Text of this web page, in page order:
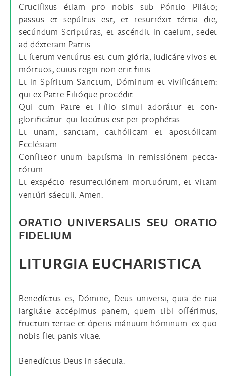
Crucifixus étiam pro nobis sub Póntio Piláto;
passus et sepúltus est, et resurréxit tértia die,
secúndum Scriptúras, et ascéndit in caelum, sedet
ad déxteram Patris.
Et íterum ventúrus est cum glória, iudicáre vivos et
mórtuos, cuius regni non erit finis.
Et in Spíritum Sanctum, Dóminum et vivificán­tem:
qui ex Patre Filióque procédit.
Qui cum Patre et Fílio simul adorátur et con­
glorificátur: qui locútus est per prophétas.
Et unam, sanctam, cathólicam et apostólicam
Ecclésiam.
Confiteor unum baptísma in remissiónem pecca­
tórum.
Et exspécto resurrectiónem mortuórum, et vitam
ventúri sáeculi. Amen.
ORATIO UNIVERSALIS SEU ORATIO
FIDELIUM
LITURGIA EUCHARISTICA
Benedíctus es, Dómine, Deus universi, quia de tua
largitáte accépimus panem, quem tibi offérimus,
fructum terrae et óperis mánuum hóminum: ex quo
nobis fiet panis vitae.
Benedíctus Deus in sáecula.